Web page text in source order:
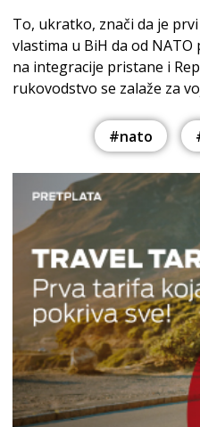
To, ukratko, znači da je
vlastima u BiH da od
na integracije pristane i
rukovodstvo se zalaže za
#nato